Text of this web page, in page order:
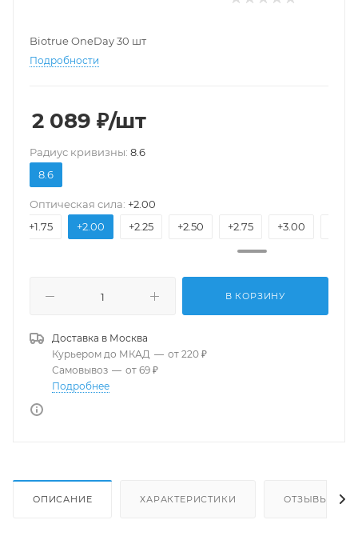
Biotrue OneDay 30 шт
Подробности
2 089 ₽/шт
Pадиус кривизны: 8.6
8.6
Оптическая сила: +2.00
+1.75 +2.00 +2.25 +2.50 +2.75 +3.00
В КОРЗИНУ
Доставка в Москва
Курьером до МКАД — от 220 ₽
Самовывоз — от 69 ₽
Подробнее
ОПИСАНИЕ ХАРАКТЕРИСТИКИ ОТЗЫВЫ